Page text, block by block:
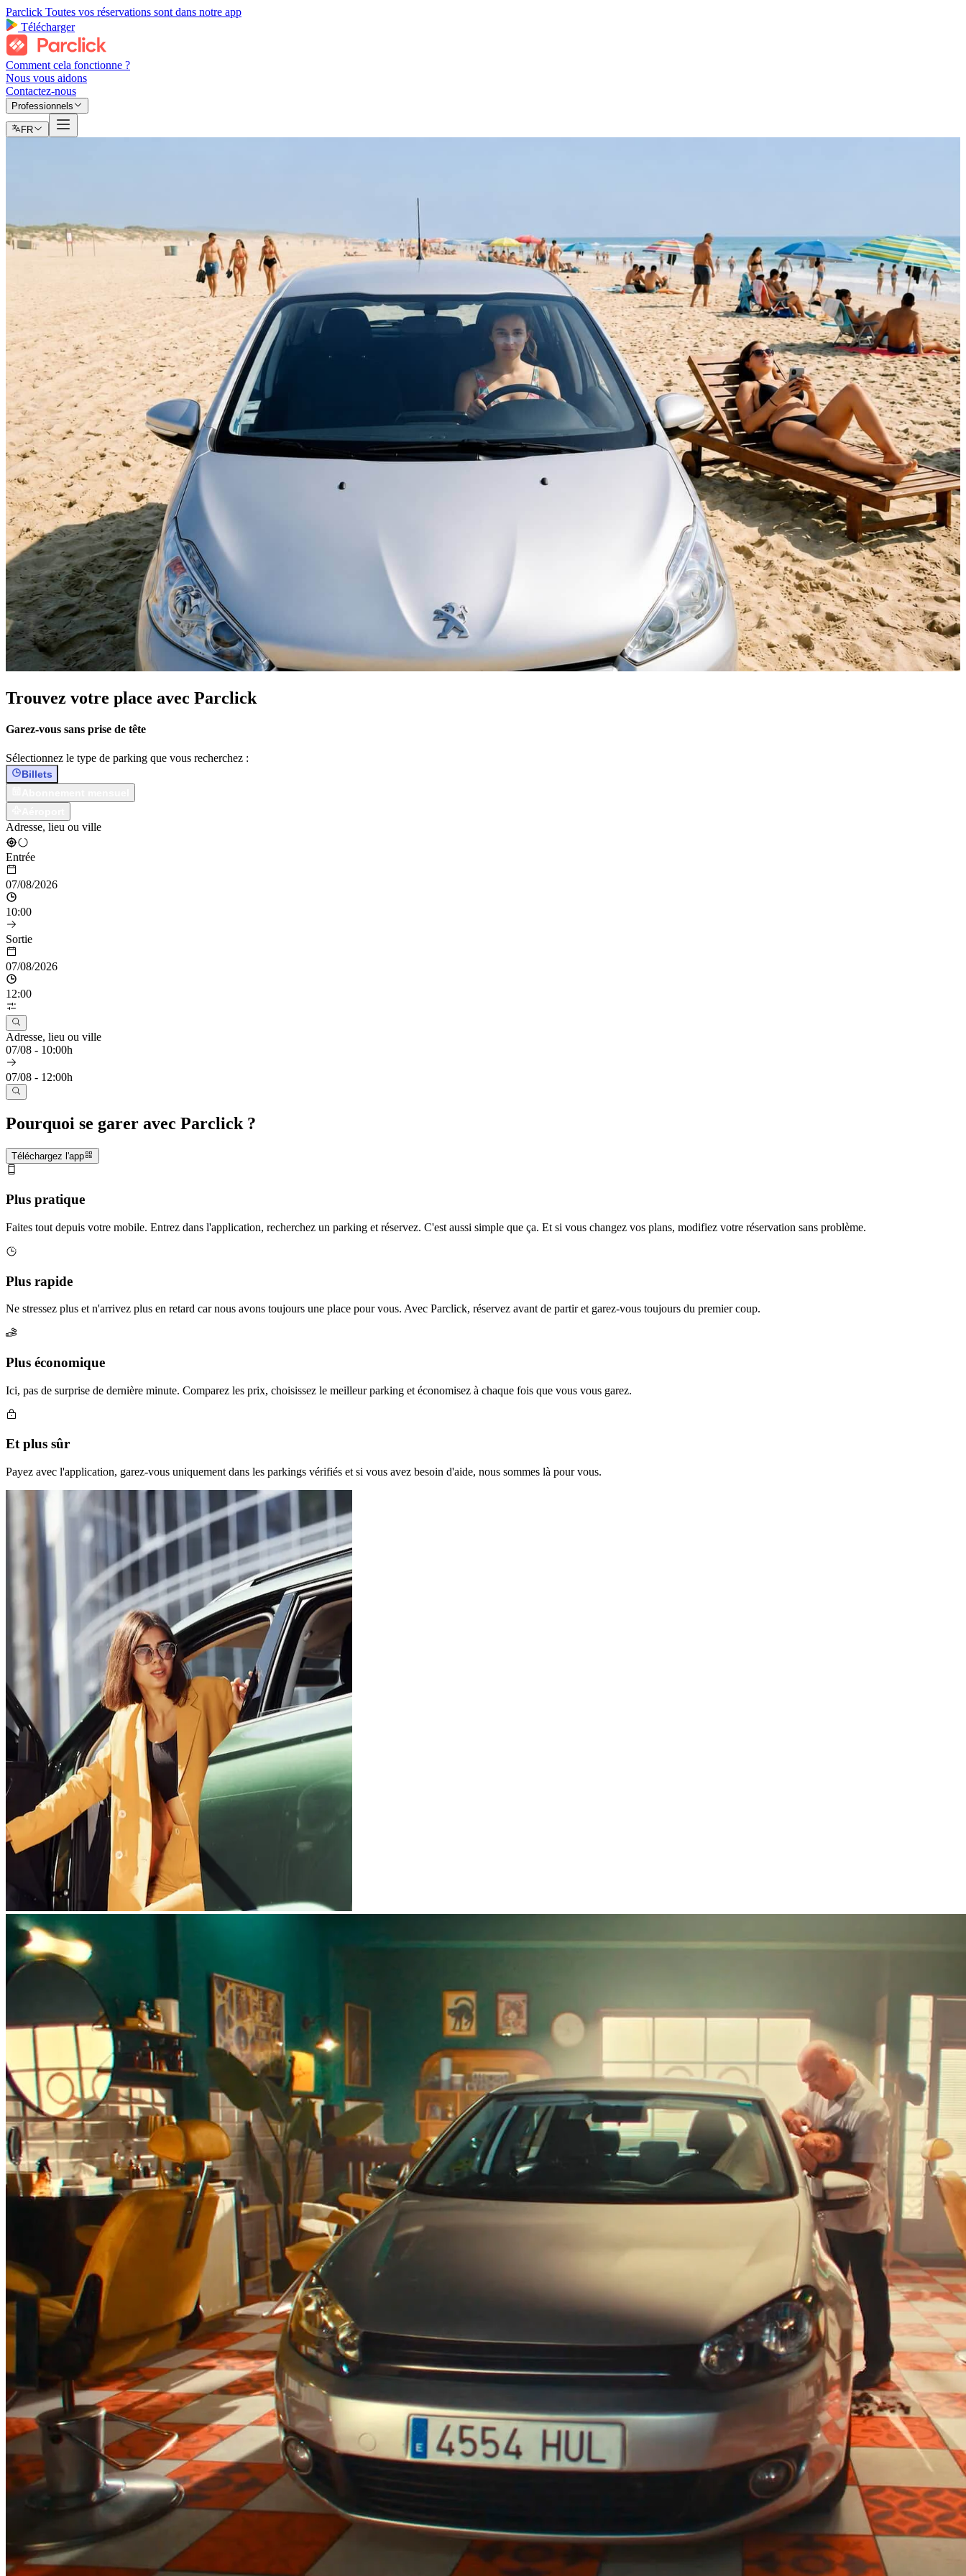
Parclick Toutes vos réservations sont dans notre app
Télécharger
Comment cela fonctionne ?
Nous vous aidons
Contactez-nous
Professionnels
FR
Trouvez votre place avec Parclick
Garez-vous sans prise de tête
Sélectionnez le type de parking que vous recherchez :
Billets
Adresse, lieu ou ville
Entrée
07/08/2026
10:00
Sortie
07/08/2026
12:00
Adresse, lieu ou ville
07/08 - 10:00h
07/08 - 12:00h
Pourquoi se garer avec Parclick ?
Téléchargez l'app
Plus pratique
Faites tout depuis votre mobile. Entrez dans l'application, recherchez un parking et réservez. C'est aussi simple que ça. Et si vous changez vos plans, modifiez votre réservation sans problème.
Plus rapide
Ne stressez plus et n'arrivez plus en retard car nous avons toujours une place pour vous. Avec Parclick, réservez avant de partir et garez-vous toujours du premier coup.
Plus économique
Ici, pas de surprise de dernière minute. Comparez les prix, choisissez le meilleur parking et économisez à chaque fois que vous vous garez.
Et plus sûr
Payez avec l'application, garez-vous uniquement dans les parkings vérifiés et si vous avez besoin d'aide, nous sommes là pour vous.